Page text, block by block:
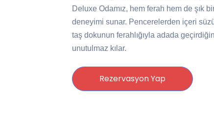
Deluxe Odamız, hem ferah hem de şık
deneyimi sunar. Pencerelerden içeri
taş dokunun ferahlığıyla adada
unutulmaz kılar.
Rezervasyon Yap